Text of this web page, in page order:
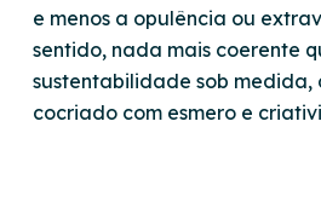
e menos a opulência ou
sentido, nada mais coerente
sustentabilidade sob medida,
cocriado com esmero e